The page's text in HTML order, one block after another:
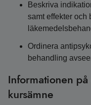
Beskriva
samt effekter och
Ordinera
behandling
Informationen
kursämne